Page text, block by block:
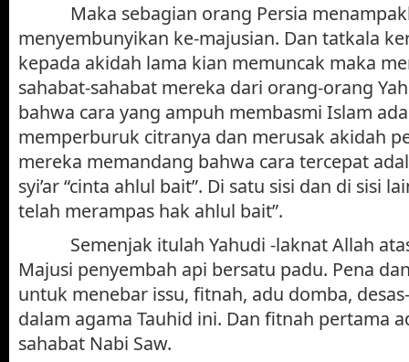
Maka sebagian orang Persia
menyembunyikan ke-majusian. Dan tatkala
kepada akidah lama kian memuncak maka
sahabat-sahabat mereka dari orang-orang
bahwa cara yang ampuh membasmi Islam
memperburuk citranya dan merusak akidah
mereka memandang bahwa cara tercepat
syi’ar “cinta ahlul bait”. Di satu sisi dan di sisi
telah merampas hak ahlul bait”.
Semenjak itulah Yahudi -laknat Allah
Majusi penyembah api bersatu padu. Pena
untuk menebar issu, fitnah, adu domba,
dalam agama Tauhid ini. Dan fitnah pertama
sahabat Nabi Saw.